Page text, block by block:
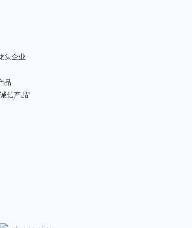
头企业
品
信产品”